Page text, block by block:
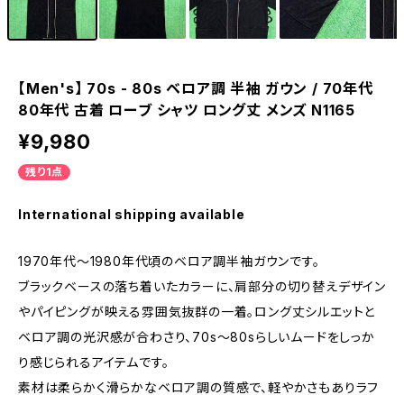
【Men's】 70s - 80s ベロア調 半袖 ガウン / 70年代
80年代 古着 ローブ シャツ ロング丈 メンズ N1165
¥9,980
残り1点
International shipping available
1970年代〜1980年代頃のベロア調半袖ガウンです。
ブラックベースの落ち着いたカラーに、肩部分の切り替えデザイン
やパイピングが映える雰囲気抜群の一着。ロング丈シルエットと
ベロア調の光沢感が合わさり、70s〜80sらしいムードをしっか
り感じられるアイテムです。
素材は柔らかく滑らかなベロア調の質感で、軽やかさもありラフ